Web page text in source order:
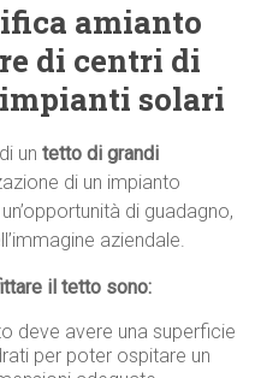
amianto
di centri di
solari
untetto di grandi
di un impianto
di guadagno,
aziendale.
il tetto sono:
deve avere una superficie
per poter ospitare un